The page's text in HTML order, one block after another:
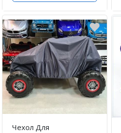
Чехол Для